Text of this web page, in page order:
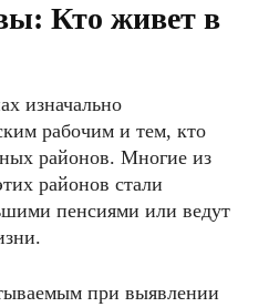
Кто живет в
изначально
рабочим и тем, кто
районов. Многие из
районов стали
пенсиями или ведут
при выявлении